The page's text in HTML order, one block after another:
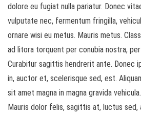
dolore eu fugiat nulla pariatur. Donec
vulputate nec, fermentum fringilla,
ornare wisi eu metus. Mauris metus.
ad litora torquent per conubia nostra,
Curabitur sagittis hendrerit ante. Donec
in, auctor et, scelerisque sed, est.
sit amet magna in magna gravida
Mauris dolor felis, sagittis at, luctus sed,